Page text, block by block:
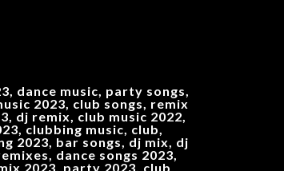
dance music, party songs,
2023, club songs, remix
dj remix, club music 2022,
clubbing music, club,
2023, bar songs, dj mix, dj
dance songs 2023,
2023, party 2023, club